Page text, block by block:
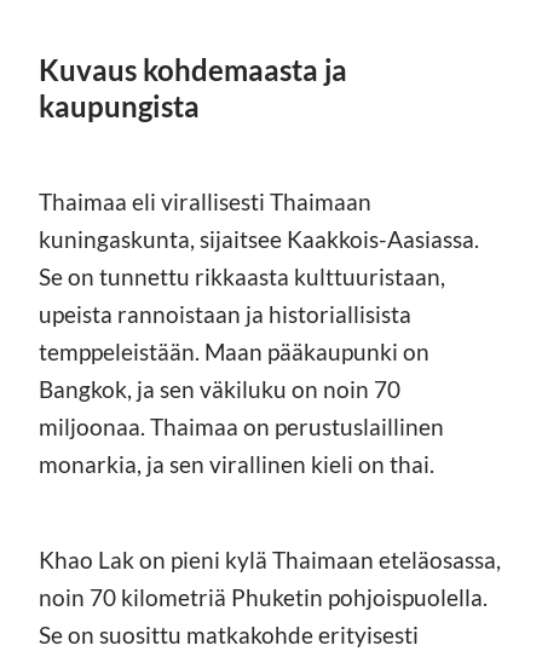
Kuvaus kohdemaasta ja
kaupungista
Thaimaa eli virallisesti Thaimaan
kuningaskunta, sijaitsee Kaakkois-Aasiassa.
Se on tunnettu rikkaasta kulttuuristaan,
upeista rannoistaan ja historiallisista
temppeleistään. Maan pääkaupunki on
Bangkok, ja sen väkiluku on noin 70
miljoonaa. Thaimaa on perustuslaillinen
monarkia, ja sen virallinen kieli on thai.
Khao Lak on pieni kylä Thaimaan eteläosassa,
noin 70 kilometriä Phuketin pohjoispuolella.
Se on suosittu matkakohde erityisesti